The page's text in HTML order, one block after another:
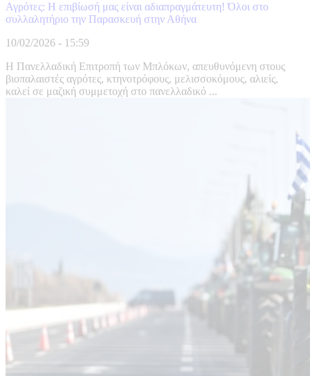
Αγρότες: Η επιβίωσή μας είναι αδιαπραγμάτευτη! Όλοι στο
συλλαλητήριο την Παρασκευή στην Αθήνα
10/02/2026 - 15:59
Η Πανελλαδική Επιτροπή των Μπλόκων, απευθυνόμενη στους
βιοπαλαιστές αγρότες, κτηνοτρόφους, μελισσοκόμους, αλιείς,
καλεί σε μαζική συμμετοχή στο πανελλαδικό ...